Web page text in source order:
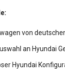
von
an Hyundai
Hyundai